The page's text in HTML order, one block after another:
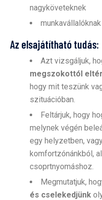
nagyköveteknek
munkavállalóknak
Az elsajátítható tudás:
Azt vizsgáljuk,
megszokottól
hogy mit teszünk
szituációban.
Feltárjuk, hogy
melynek végén
egy helyzetben,
komfortzónánkból,
csoprtnyomáshoz.
Megmutatjuk,
és cselekedjünk